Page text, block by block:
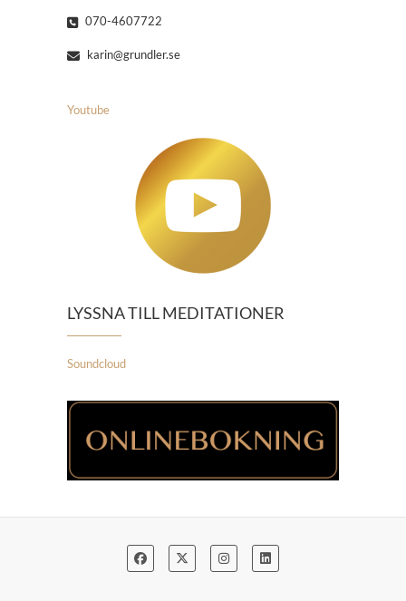
070-4607722
karin@grundler.se
Youtube
LYSSNA TILL MEDITATIONER
Soundcloud